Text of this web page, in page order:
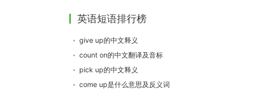
英语短语排行榜
give up的中文释义
count on的中文翻译及音标
pick up的中文释义
come up是什么意思及反义词